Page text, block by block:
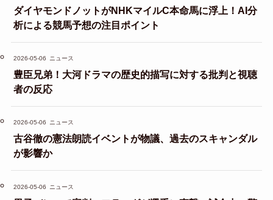
ダイヤモンドノットがNHKマイルC本命馬に浮上！AI分
析による競馬予想の注目ポイント
2026-05-06 ニュース
豊臣兄弟！大河ドラマの歴史的描写に対する批判と視聴
者の反応
2026-05-06 ニュース
古谷徹の憲法朗読イベントが物議、過去のスキャンダル
が影響か
2026-05-06 ニュース